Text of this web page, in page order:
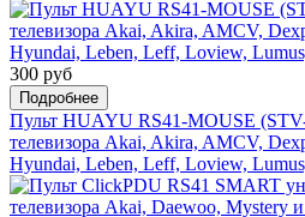
300 руб
Подробнее
Пульт HUAYU RS41-MOUSE
телевизора Akai, Akira, AMCV,
Hyundai, Leben, Leff, Loview,